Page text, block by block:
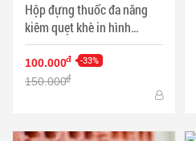
Hộp đựng thuốc đa năng
kiêm quẹt khè in hình
tượng nữ thần tự do mầu
trắng - Mã SP: BL01997
100.000đ -33%
150.000đ